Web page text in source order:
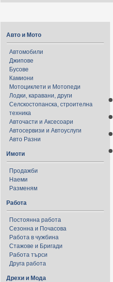
Авто и Мото
Автомобили
Джипове
Бусове
Камиони
Мотоциклети и Мотопеди
Лодки, каравани, други
Селскостопанска, строителна
техника
Авточасти и Аксесоари
Автосервизи и Автоуслуги
Авто Разни
Имоти
Продажби
Наеми
Разменям
Работа
Постоянна работа
Сезонна и Почасова
Работа в чужбина
Стажове и Бригади
Работа търси
Друга работа
Дрехи и Мода